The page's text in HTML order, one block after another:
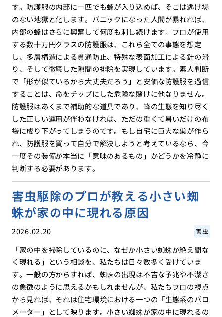
す。防護服の内部に一匹でも蜂が入り込めば、そこは逃げ場
のない地獄と化します。パニックになった人間が暴れれば、
内部の蜂はさらに興奮して何度も刺し続けます。プロが使用
する数十万円クラスの防護服は、これら全ての事態を想定
し、多層構造による貫通防止、特殊な表面加工による針の滑
り、そして徹底した隙間の排除を実現しています。素人判断
で「形が似ているから大丈夫だろう」と安価な防護服を過信
することは、命をチップにした危険な賭けに他なりません。
防護服はあくまで補助的な道具であり、蜂の生態を知り尽く
した正しい運用が伴わなければ、ただの重くて暑いだけの布
袋に成り下がってしまうのです。もし自宅に巨大な巣が作ら
れ、防護服を買って自分で解決しようと考えているなら、今
一度その装備が本当に「意味のあるもの」かどうかを冷静に
判断する必要があります。
害虫駆除のプロが教える小さい蜘
蛛が家の中に現れる原因
2026.02.20 害虫
「家の中を掃除しているのに、なぜか小さい蜘蛛が絶え間な
く現れる」という相談を、私たちは日々数多く受けていま
す。一般の方からすれば、蜘蛛の出現は不吉な予兆や不潔さ
の象徴のように思えるかもしれませんが、私たちプロの視点
から見れば、それは住宅環境における一つの「生態系のバロ
メーター」として映ります。小さい蜘蛛が家の中に現れるの